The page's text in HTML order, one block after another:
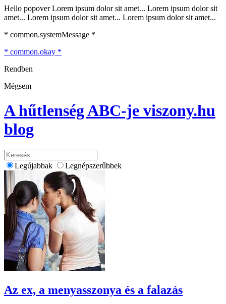
Hello popover Lorem ipsum dolor sit amet... Lorem ipsum dolor sit
amet... Lorem ipsum dolor sit amet... Lorem ipsum dolor sit amet...
* common.systemMessage *
* common.okay *
Rendben
Mégsem
A hűtlenség ABC-je viszony.hu
blog
Legújabbak Legnépszerűbbek
Az ex, a menyasszonya és a falazás